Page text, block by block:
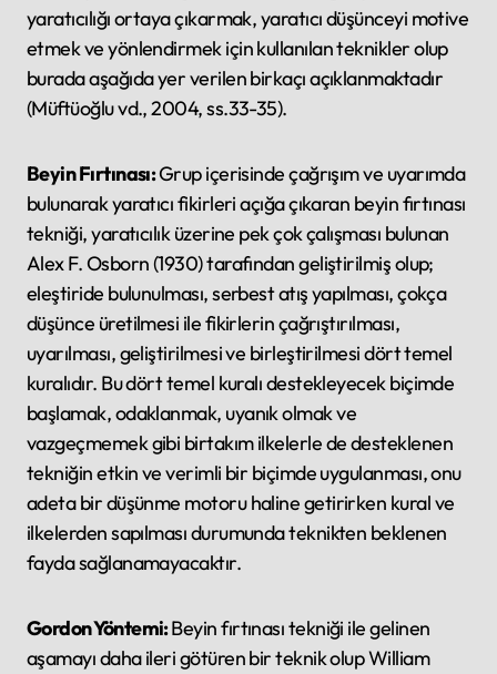
yaratıcılığı ortaya çıkarmak, yaratıcı düşünceyi motive
etmek ve yönlendirmek için kullanılan teknikler olup
burada aşağıda yer verilen birkaçı açıklanmaktadır
(Müftüoğlu vd., 2004, ss.33-35).
Beyin Fırtınası:Grup içerisinde çağrışım ve uyarımda
bulunarak yaratıcı fikirleri açığa çıkaran beyin fırtınası
tekniği, yaratıcılık üzerine pek çok çalışması bulunan
Alex F. Osborn (1930) tarafından geliştirilmiş olup;
eleştiride bulunulması, serbest atış yapılması, çokça
düşünce üretilmesi ile fikirlerin çağrıştırılması,
uyarılması, geliştirilmesi ve birleştirilmesi dört temel
kuralıdır. Bu dört temel kuralı destekleyecek biçimde
başlamak, odaklanmak, uyanık olmak ve
vazgeçmemek gibi birtakım ilkelerle de desteklenen
tekniğin etkin ve verimli bir biçimde uygulanması, onu
adeta bir düşünme motoru haline getirirken kural ve
ilkelerden sapılması durumunda teknikten beklenen
fayda sağlanamayacaktır.
Gordon Yöntemi:Beyin fırtınası tekniği ile gelinen
aşamayı daha ileri götüren bir teknik olup William